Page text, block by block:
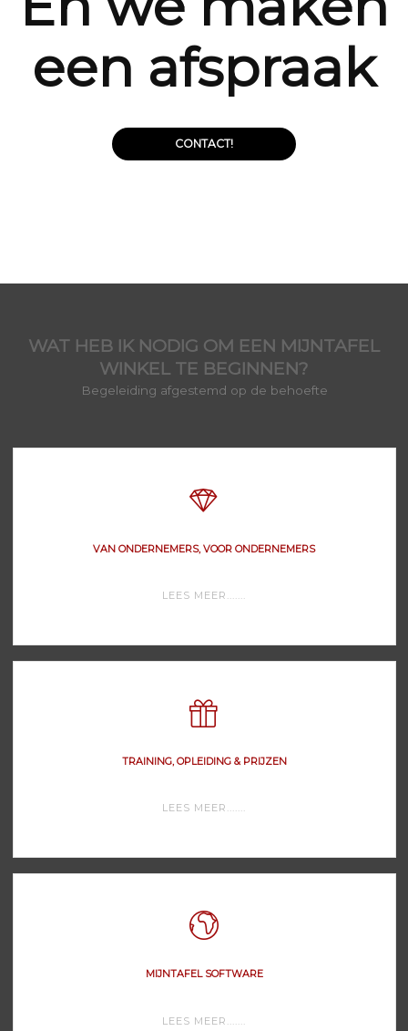
een afspraak
CONTACT!
WAT HEB IK NODIG OM EEN MIJNTAFEL
WINKEL TE BEGINNEN?
Begeleiding afgestemd op de behoefte
VAN ONDERNEMERS, VOOR ONDERNEMERS
LEES MEER.......
TRAINING, OPLEIDING & PRIJZEN
LEES MEER.......
MIJNTAFEL SOFTWARE
LEES MEER.......